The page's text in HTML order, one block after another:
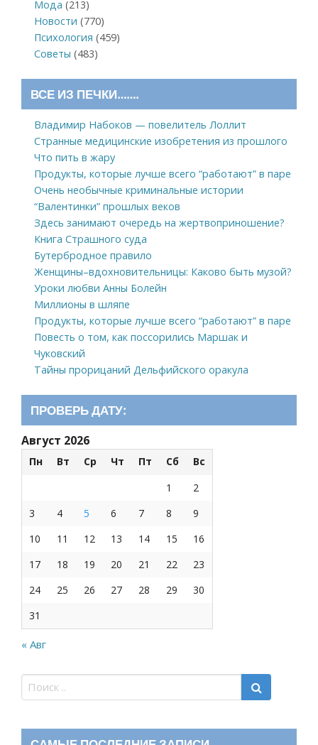
Мода (213)
Новости (770)
Психология (459)
Советы (483)
ВСЕ ИЗ ПЕЧКИ…….
Владимир Набоков — повелитель Лоллит
Странные медицинские изобретения из прошлого
Что пить в жару
Продукты, которые лучше всего “работают” в паре
Очень необычные криминальные истории
“Валентинки” прошлых веков
Здесь занимают очередь на жертвоприношение?
Книга Страшного суда
Бутербродное правило
Женщины–вдохновительницы: Каково быть музой?
Уроки любви Анны Болейн
Миллионы в шляпе
Продукты, которые лучше всего “работают” в паре
Повесть о том, как поссорились Маршак и
Чуковский
Тайны прорицаний Дельфийского оракула
ПРОВЕРЬ ДАТУ:
Август 2026
Пн Вт Ср Чт Пт Сб
Вс
1
2
3
4 5 6 7 8
9
10
11 12 13 14 15
16
17
18 19 20 21 22
23
24
25 26 27 28 29
30
31
« Авг